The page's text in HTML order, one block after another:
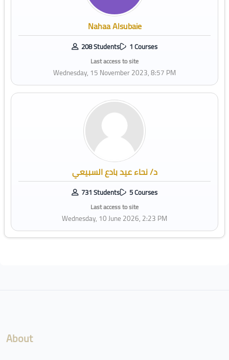
Nahaa Alsubaie
208 Students 1 Courses
Last access to site
Wednesday, 15 November 2023, 8:57 PM
د/ نحاء عيد بادع السبيعي
731 Students 5 Courses
Last access to site
Wednesday, 10 June 2026, 2:23 PM
About